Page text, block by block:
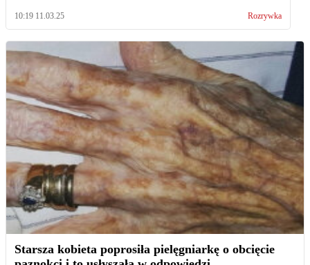
10:19 11.03.25 Rozrywka
Starsza kobieta poprosiła pielęgniarkę o obcięcie